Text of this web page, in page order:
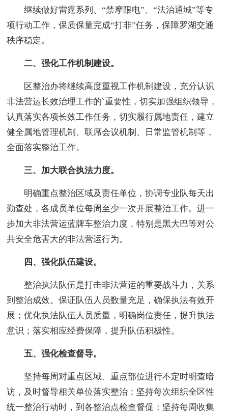
继续做好雷霆系列、“禁摩限电”、“法治通城”等专
项行动工作，保质保量完成“打非”任务，保障罗湖交通
秩序稳定。
二、强化工作机制建设。
区整治办将继续高度重视工作机制建设，充分认识
非法营运长效治理工作的`重要性，切实加强组织领导，
认真落实各项长效工作任务，切实履行属地责任，建立
健全属地管理机制、联席会议机制、日常监管机制等，
全面落实整治工作。
三、加大联合执法力度。
明确重点整治区域及责任单位，协调专业队每天出
勤查处，各成员单位每周至少一次开展整治工作。进一
步加大非法营运蓝牌车整治力度，特别是黑大巴等对公
共安全危害大的非法营运行为。
四、强化队伍建设。
整治执法队伍是打击非法营运的重要战斗力，关系
到整治成效。保证队伍人员数量充足，确保执法有效开
展；优化执法队伍人员质量，明确岗位责任，提升执法
意识；落实相应经费保障，提升队伍积极性。
五、强化检查督导。
坚持每周对重点区域、重点部位进行不定时明查暗
访，及时督导相关单位落实整治；坚持每次组织全区性
统一整治行动时，到各整治点检查督促；坚持每周收集